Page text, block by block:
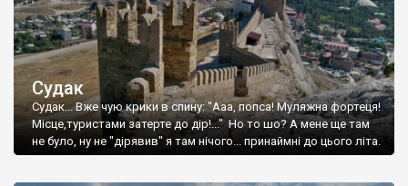
Судак
Судак... Вже чую крики в спину: "Ааа, попса! Муляжна фортеця!
Місце,туристами затерте до дір!..." Но то шо? А мене ще там
не було, ну не "дірявив" я там нічого... принаймні до цього літа.